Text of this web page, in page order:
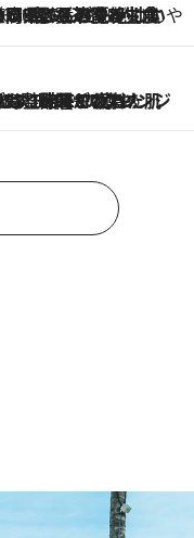
やげ ひんやりスイーツで夏を満喫
食べたい 冷やしておいしいおやつ3選 お茶香る生食感のふるふるゼリー
集め EDITORS' BEST
やし”に。THREEのクレンジングは、酷暑で疲れた肌も心も整えてくれる！